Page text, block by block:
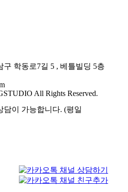
구 학동로7길 5 , 베틀빌딩 5층
All Rights Reserved.
담이 가능합니다. (평일